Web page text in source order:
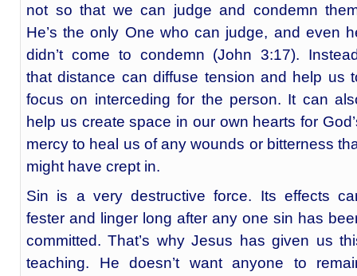
not so that we can judge and condemn
He’s the only One who can judge, and even
didn’t come to condemn (John 3:17).
that distance can diffuse tension and help us
focus on interceding for the person. It can
help us create space in our own hearts for
mercy to heal us of any wounds or bitterness
might have crept in.
Sin is a very destructive force. Its effects
fester and linger long after any one sin has
committed. That’s why Jesus has given us
teaching. He doesn’t want anyone to